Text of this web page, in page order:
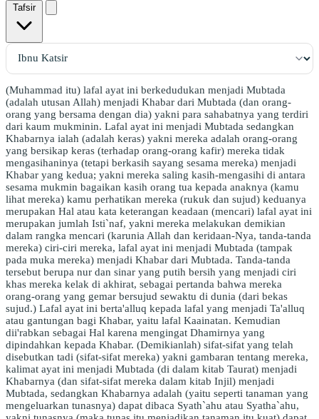
Tafsir
(Muhammad itu) lafal ayat ini berkedudukan menjadi Mubtada
(adalah utusan Allah) menjadi Khabar dari Mubtada (dan orang-
orang yang bersama dengan dia) yakni para sahabatnya yang terdiri
dari kaum mukminin. Lafal ayat ini menjadi Mubtada sedangkan
Khabarnya ialah (adalah keras) yakni mereka adalah orang-orang
yang bersikap keras (terhadap orang-orang kafir) mereka tidak
mengasihaninya (tetapi berkasih sayang sesama mereka) menjadi
Khabar yang kedua; yakni mereka saling kasih-mengasihi di antara
sesama mukmin bagaikan kasih orang tua kepada anaknya (kamu
lihat mereka) kamu perhatikan mereka (rukuk dan sujud) keduanya
merupakan Hal atau kata keterangan keadaan (mencari) lafal ayat ini
merupakan jumlah Isti`naf, yakni mereka melakukan demikian
dalam rangka mencari (karunia Allah dan keridaan-Nya, tanda-tanda
mereka) ciri-ciri mereka, lafal ayat ini menjadi Mubtada (tampak
pada muka mereka) menjadi Khabar dari Mubtada. Tanda-tanda
tersebut berupa nur dan sinar yang putih bersih yang menjadi ciri
khas mereka kelak di akhirat, sebagai pertanda bahwa mereka
orang-orang yang gemar bersujud sewaktu di dunia (dari bekas
sujud.) Lafal ayat ini berta'alluq kepada lafal yang menjadi Ta'alluq
atau gantungan bagi Khabar, yaitu lafal Kaainatan. Kemudian
dii'rabkan sebagai Hal karena mengingat Dhamirnya yang
dipindahkan kepada Khabar. (Demikianlah) sifat-sifat yang telah
disebutkan tadi (sifat-sifat mereka) yakni gambaran tentang mereka,
kalimat ayat ini menjadi Mubtada (di dalam kitab Taurat) menjadi
Khabarnya (dan sifat-sifat mereka dalam kitab Injil) menjadi
Mubtada, sedangkan Khabarnya adalah (yaitu seperti tanaman yang
mengeluarkan tunasnya) dapat dibaca Syath`ahu atau Syatha`ahu,